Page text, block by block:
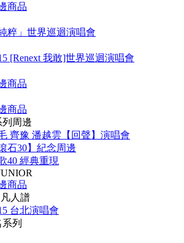
商品
純粹」世界巡迴演唱會
[Renext 我敢]世界巡迴演唱會
商品
商品
周邊
齊豫 潘越雲【回聲】演唱會
滾石30】紀念周邊
40 經典重現
商品
人譜
台北演唱會
列